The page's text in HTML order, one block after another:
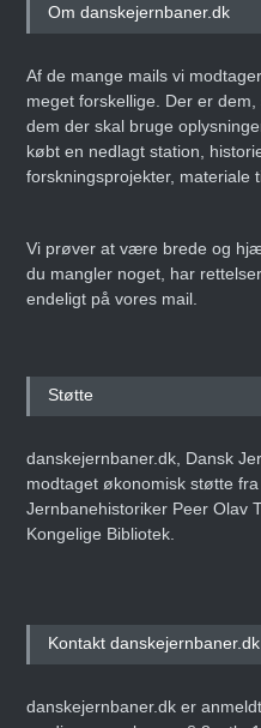
Om danskejernbaner.dk
Af de mange mails vi
meget forskellige. Der er
dem der skal bruge
købt en nedlagt station,
forskningsprojekter, materiale
Vi prøver at være brede og
du mangler noget, har
endeligt på vores mail.
Støtte
danskejernbaner.dk, Dansk
modtaget økonomisk støtte
Jernbanehistoriker Peer Olav
Kongelige Bibliotek.
Kontakt danskejernbaner.dk
danskejernbaner.dk er